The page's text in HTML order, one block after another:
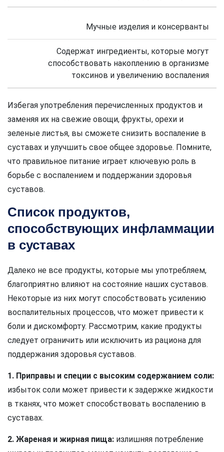
Мучные изделия и консерванты
Содержат ингредиенты, которые могут
способствовать накоплению в организме
токсинов и увеличению воспаления
Избегая употребления перечисленных продуктов и
заменяя их на свежие овощи, фрукты, орехи и
зеленые листья, вы сможете снизить воспаление в
суставах и улучшить свое общее здоровье. Помните,
что правильное питание играет ключевую роль в
борьбе с воспалением и поддержании здоровья
суставов.
Список продуктов,
способствующих инфламмации
в суставах
Далеко не все продукты, которые мы употребляем,
благоприятно влияют на состояние наших суставов.
Некоторые из них могут способствовать усилению
воспалительных процессов, что может привести к
боли и дискомфорту. Рассмотрим, какие продукты
следует ограничить или исключить из рациона для
поддержания здоровья суставов.
1. Приправы и специи с высоким содержанием соли:
избыток соли может привести к задержке жидкости
в тканях, что может способствовать воспалению в
суставах.
2. Жареная и жирная пища: излишняя потребление